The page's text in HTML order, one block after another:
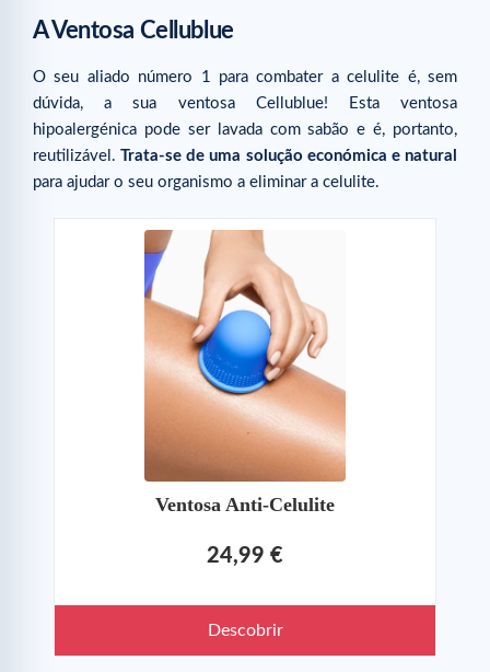
A Ventosa Cellublue
O seu aliado número 1 para combater a celulite é, sem
dúvida, a sua ventosa Cellublue! Esta ventosa
hipoalergénica pode ser lavada com sabão e é, portanto,
reutilizável.Trata-se de uma solução económica e natural
para ajudar o seu organismo a eliminar a celulite.
Ventosa Anti-Celulite
24,99 €
Descobrir